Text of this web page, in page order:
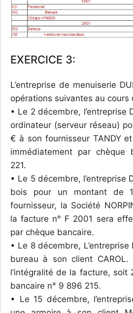
EXERCICE 3:
L’entreprise de menuiserie
opérations suivantes au cours
• Le 2 décembre, l’entreprise
ordinateur (serveur réseau)
€ à son fournisseur TANDY
immédiatement par chèque
221.
• Le 5 décembre, l’entreprise
bois pour un montant de
fournisseur, la Société
la facture n° F 2001 sera
par chèque bancaire.
• Le 8 décembre, L’entreprise
bureau à son client
l’intégralité de la facture, soit
bancaire n° 9 896 215.
• Le 15 décembre,